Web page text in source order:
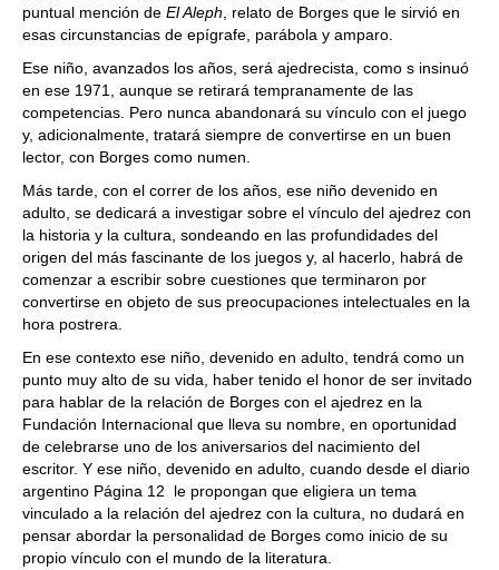
puntual mención de El Aleph , relato de Borges que le sirvió en
esas circunstancias de epígrafe, parábola y amparo.
Ese niño, avanzados los años, será ajedrecista, como s insinuó
en ese 1971, aunque se retirará tempranamente de las
competencias. Pero nunca abandonará su vínculo con el juego
y, adicionalmente, tratará siempre de convertirse en un buen
lector, con Borges como numen.
Más tarde, con el correr de los años, ese niño devenido en
adulto, se dedicará a investigar sobre el vínculo del ajedrez con
la historia y la cultura, sondeando en las profundidades del
origen del más fascinante de los juegos y, al hacerlo, habrá de
comenzar a escribir sobre cuestiones que terminaron por
convertirse en objeto de sus preocupaciones intelectuales en la
hora postrera.
En ese contexto ese niño, devenido en adulto, tendrá como un
punto muy alto de su vida, haber tenido el honor de ser invitado
para hablar de la relación de Borges con el ajedrez en la
Fundación Internacional que lleva su nombre, en oportunidad
de celebrarse uno de los aniversarios del nacimiento del
escritor. Y ese niño, devenido en adulto, cuando desde el diario
argentino Página 12 le propongan que eligiera un tema
vinculado a la relación del ajedrez con la cultura, no dudará en
pensar abordar la personalidad de Borges como inicio de su
propio vínculo con el mundo de la literatura.